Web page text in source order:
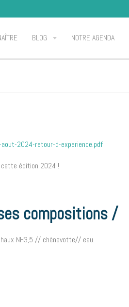
BLOG NOTRE AGENDA
2024-retour-d-experience.pdf
édition 2024 !
compositions /
NH3,5 // chènevotte// eau.